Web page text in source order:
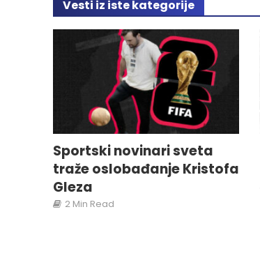
Vesti iz iste kategorije
Sportski novinari sveta
traže oslobađanje Kristofa
Gleza
2 Min Read